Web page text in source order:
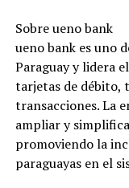
Sobre ueno bank
ueno bank es uno
Paraguay y lidera
tarjetas de débito,
transacciones. La
ampliar y
promoviendo la
paraguayas en el